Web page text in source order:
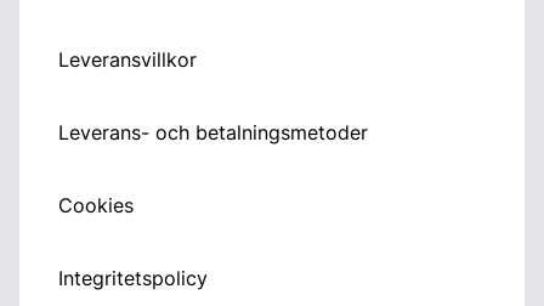
Leveransvillkor
Leverans- och betalningsmetoder
Cookies
Integritetspolicy